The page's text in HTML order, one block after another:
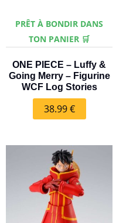
PRÊT À BONDIR DANS
TON PANIER 🛒
ONE PIECE – Luffy &
Going Merry – Figurine
WCF Log Stories
38.99€